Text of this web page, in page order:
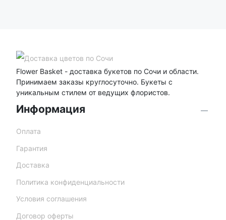
Flower Basket - доставка букетов по Сочи и области.
Принимаем заказы круглосуточно. Букеты с
уникальным стилем от ведущих флористов.
Информация
Оплата
Гарантия
Доставка
Политика конфиденциальности
Условия соглашения
Договор оферты